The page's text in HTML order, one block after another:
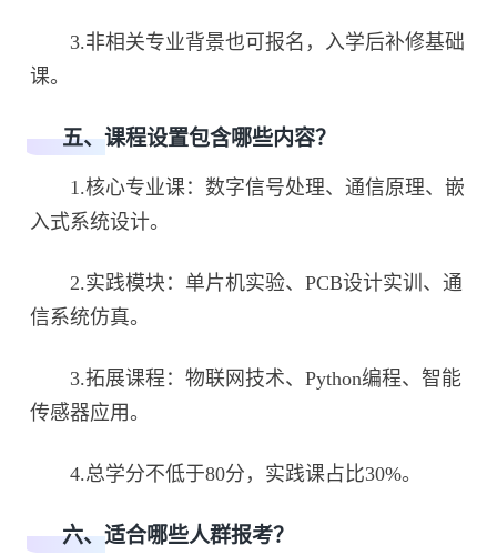
3.非相关专业背景也可报名，入学后补修基础
课。
五、课程设置包含哪些内容？
1.核心专业课：数字信号处理、通信原理、嵌
入式系统设计。
2.实践模块：单片机实验、PCB设计实训、通
信系统仿真。
3.拓展课程：物联网技术、Python编程、智能
传感器应用。
4.总学分不低于80分，实践课占比30%。
六、适合哪些人群报考？